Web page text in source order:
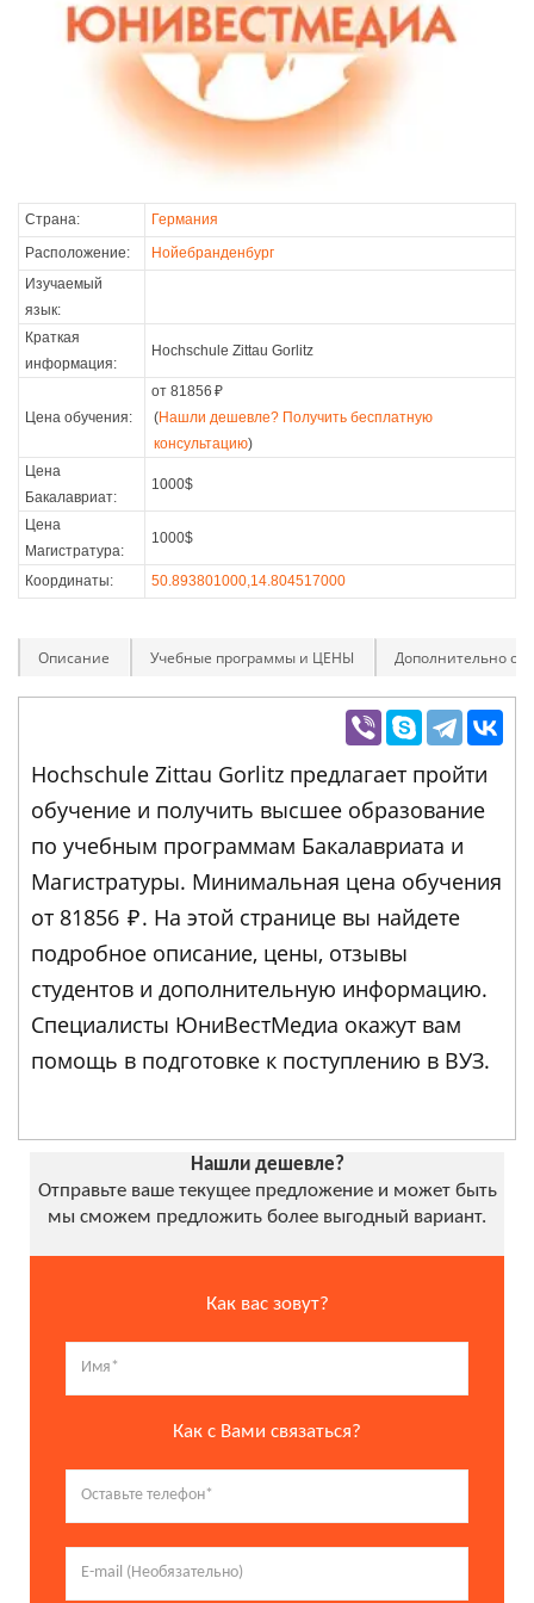
Страна:
Германия
Расположение:
Нойебранденбург
Изучаемый
язык:
Краткая
информация:
Hochschule Zittau Gorlitz
Цена обучения:
от 81856 ₽
(Нашли дешевле? Получить бесплатную
консультацию)
Цена
Бакалавриат:
1000$
Цена
Магистратура:
1000$
Координаты: 50.893801000,14.804517000
Описание Учебные программы и ЦЕНЫ Дополнительно
Hochschule Zittau Gorlitz предлагает пройти
обучение и получить высшее образование
по учебным программам Бакалавриата и
Магистратуры. Минимальная цена обучения
от 81856 ₽. На этой странице вы найдете
подробное описание, цены, отзывы
студентов и дополнительную информацию.
Специалисты ЮниВестМедиа окажут вам
помощь в подготовке к поступлению в ВУЗ.
Нашли дешевле?
Отправьте ваше текущее предложение и может быть
мы сможем предложить более выгодный вариант.
Как вас зовут?
Как с Вами связаться?